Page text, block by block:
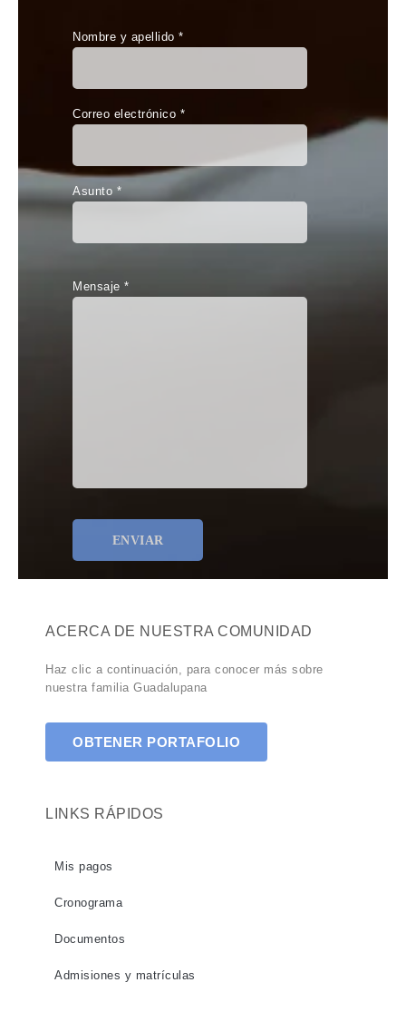
Nombre y apellido *
Correo electrónico *
Asunto *
Mensaje *
ACERCA DE NUESTRA COMUNIDAD
Haz clic a continuación, para conocer más sobre
nuestra familia Guadalupana
OBTENER PORTAFOLIO
LINKS RÁPIDOS
Mis pagos
Cronograma
Documentos
Admisiones y matrículas